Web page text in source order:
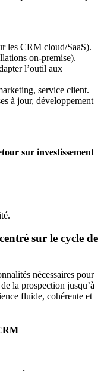
les CRM cloud/SaaS).
on-premise).
l’outil aux
service client.
à jour, développement
sur investissement
sur le cycle de
nécessaires pour
la prospection jusqu’à
fluide, cohérente et